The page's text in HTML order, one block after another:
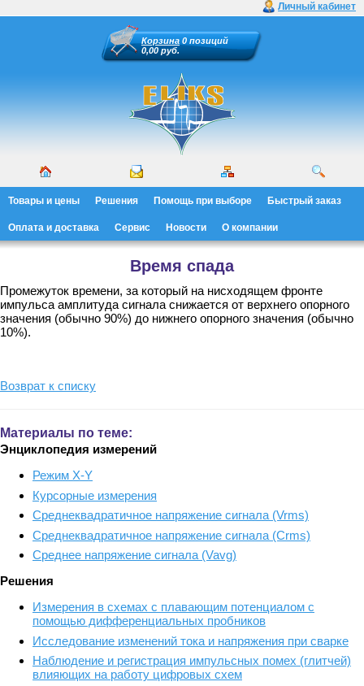
Личный кабинет
Корзина 0 позиций
0,00 руб.
Товары и цены Решения Помощь при выборе Быстрый заказ
Оплата и доставка Сервис Новости О компании
Время спада
Промежуток времени, за который на нисходящем фронте
импульса амплитуда сигнала снижается от верхнего опорного
значения (обычно 90%) до нижнего опорного значения (обычно
10%).
Возврат к списку
Материалы по теме:
Энциклопедия измерений
Режим X-Y
Курсорные измерения
Среднеквадратичное напряжение сигнала (Vrms)
Среднеквадратичное напряжение сигнала (Crms)
Среднее напряжение сигнала (Vavg)
Решения
Измерения в схемах с плавающим потенциалом с
помощью дифференциальных пробников
Исследование изменений тока и напряжения при сварке
Наблюдение и регистрация импульсных помех (глитчей)
влияющих на работу цифровых схем